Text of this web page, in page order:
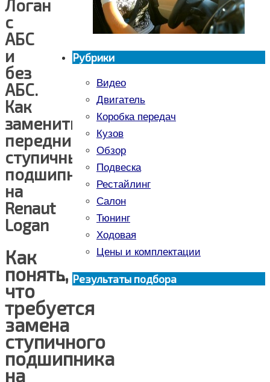
Логан
с
АБС
и
без
АБС.
Как
заменить
передний
ступичный
подшипник
на
Renaut
Logan
Как
понять,
что
требуется
замена
ступичного
подшипника
на
Рубрики
Видео
Двигатель
Коробка передач
Кузов
Обзор
Подвеска
Рестайлинг
Салон
Тюнинг
Ходовая
Цены и комплектации
Результаты подбора